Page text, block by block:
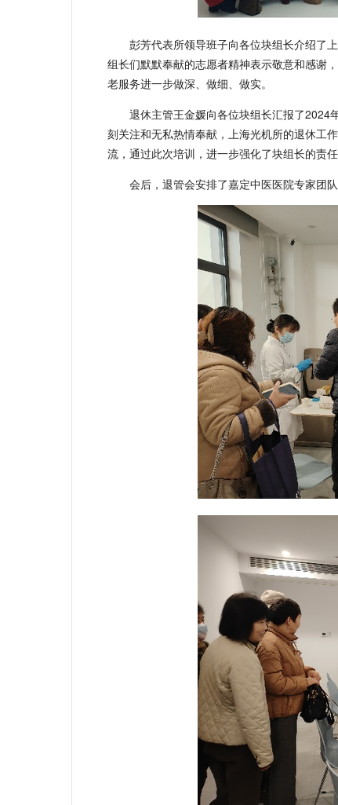
彭芳代表所领导班子向各位块组长介绍了
组长们默默奉献的志愿者精神表示敬意和感谢
老服务进一步做深、做细、做实。
退休主管王金媛向各位块组长汇报了2024
刻关注和无私热情奉献，上海光机所的退休工
流，通过此次培训，进一步强化了块组长的责任
会后，退管会安排了嘉定中医医院专家团